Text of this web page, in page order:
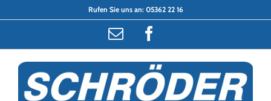
Inhalt
Rufen Sie uns an: 05362 22 16
E-
Mail